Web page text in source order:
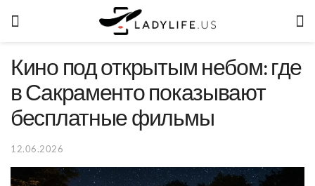
Кино под открытым небом: где
в Сакраменто показывают
бесплатные фильмы
12.06.2026